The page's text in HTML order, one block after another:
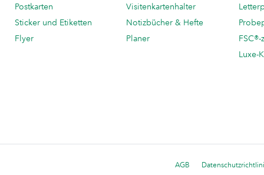
Postkarten
Sticker und Etiketten
Flyer
Visitenkartenhalter
Notizbücher & Hefte
Planer
Luxe-
AGB